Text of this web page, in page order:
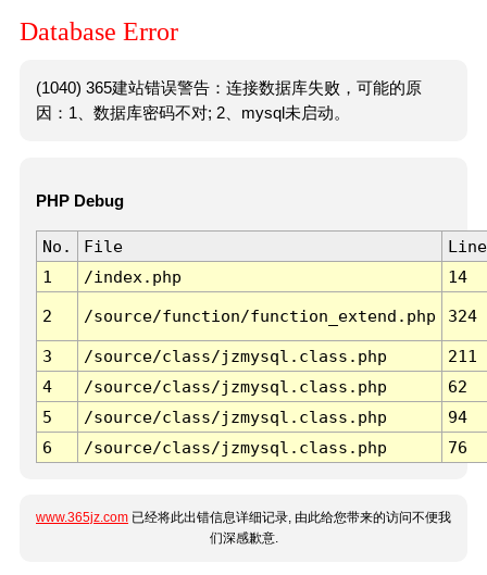
Database Error
(1040) 365建站错误警告：连接数据库失败，可能的原
因：1、数据库密码不对; 2、mysql未启动。
PHP Debug
No. File
Line
1
/index.php 14
2 /source/function/function_extend.php 324
3 /source/class/jzmysql.class.php
211
4
/source/class/jzmysql.class.php
62
5
/source/class/jzmysql.class.php
94
6
/source/class/jzmysql.class.php 76
www.365jz.com 已经将此出错信息详细记录, 由此给您带来的访问不便我
们深感歉意.